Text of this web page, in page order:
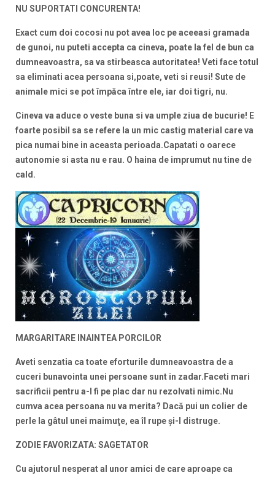
NU SUPORTATI CONCURENTA!
Exact cum doi cocosi nu pot avea loc pe aceeasi gramada
de gunoi, nu puteti accepta ca cineva, poate la fel de bun ca
dumneavoastra, sa va stirbeasca autoritatea! Veti face totul
sa eliminati acea persoana si,poate, veti si reusi! Sute de
animale mici se pot împăca între ele, iar doi tigri, nu.
Cineva va aduce o veste buna si va umple ziua de bucurie! E
foarte posibil sa se refere la un mic castig material care va
pica numai bine in aceasta perioada.Capatati o oarece
autonomie si asta nu e rau. O haina de imprumut nu tine de
cald.
MARGARITARE INAINTEA PORCILOR
Aveti senzatia ca toate eforturile dumneavoastra de a
cuceri bunavointa unei persoane sunt in zadar.Faceti mari
sacrificii pentru a-I fi pe plac dar nu rezolvati nimic.Nu
cumva acea persoana nu va merita? Dacă pui un colier de
perle la gâtul unei maimuţe, ea îl rupe şi-l distruge.
ZODIE FAVORIZATA: SAGETATOR
Cu ajutorul nesperat al unor amici de care aproape ca